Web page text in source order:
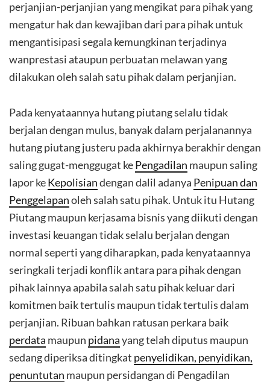
perjanjian-perjanjian yang mengikat para pihak yang
mengatur hak dan kewajiban dari para pihak untuk
mengantisipasi segala kemungkinan terjadinya
wanprestasi ataupun perbuatan melawan yang
dilakukan oleh salah satu pihak dalam perjanjian.
Pada kenyataannya hutang piutang selalu tidak
berjalan dengan mulus, banyak dalam perjalanannya
hutang piutang justeru pada akhirnya berakhir dengan
saling gugat-menggugat kePengadilan maupun saling
lapor keKepolisiandengan dalil adanya Penipuan dan
Penggelapanoleh salah satu pihak. Untuk itu Hutang
Piutang maupun kerjasama bisnis yang diikuti dengan
investasi keuangan tidak selalu berjalan dengan
normal seperti yang diharapkan, pada kenyataannya
seringkali terjadi konflik antara para pihak dengan
pihak lainnya apabila salah satu pihak keluar dari
komitmen baik tertulis maupun tidak tertulis dalam
perjanjian. Ribuan bahkan ratusan perkara baik
perdata maupun pidanayang telah diputus maupun
sedang diperiksa ditingkat penyelidikan, penyidikan,
penuntutan maupun persidangan di Pengadilan